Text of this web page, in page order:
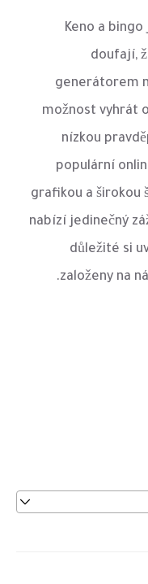
Keno a
doufají,
generátorem
možnost vyhrát
nízkou
populární
grafikou a širokou
nabízí jedinečný
důležité si
založeny na